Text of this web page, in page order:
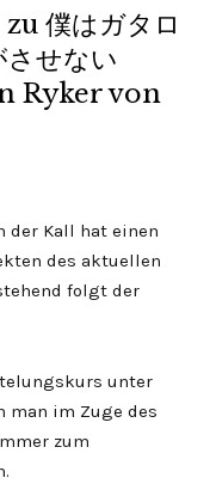
僕はガタロ
せない
Ryker von
der Kall hat einen
des aktuellen
folgt der
unter
man im Zuge des
zum